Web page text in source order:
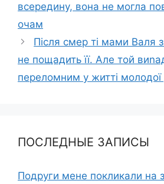
всередину, вона не могла
очам
Після смеp ті мами Валя
не пощадить її. Але той
переломним у житті молодої
ПОСЛЕДНЫЕ ЗАПИСЫ
Подруги мене покликали на